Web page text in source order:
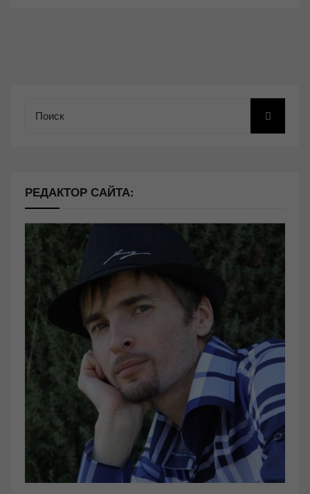
РЕДАКТОР САЙТА: